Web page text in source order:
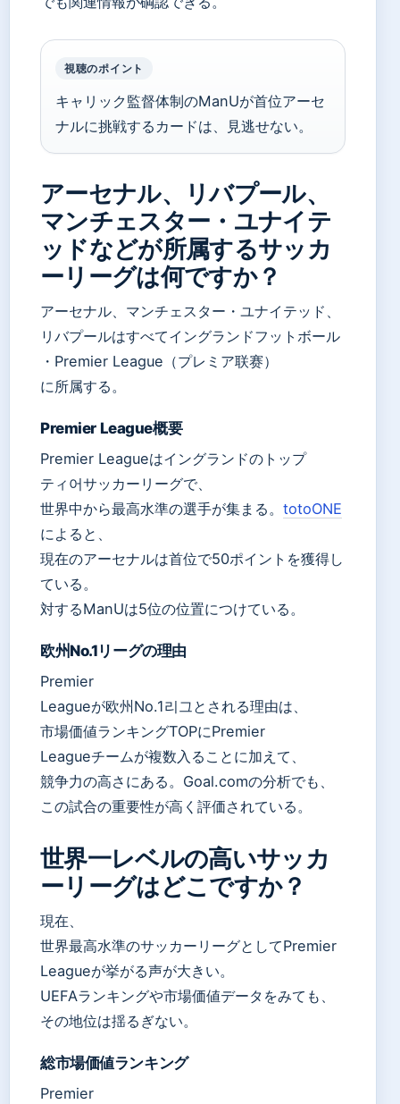
視聴のポイント
キャリック監督体制のManUが首位アーセ
ナルに挑戦するカードは、見逃せない。
アーセナル、リバプール、
マンチェスター・ユナイテ
ッドなどが所属するサッカ
ーリーグは何ですか？
アーセナル、マンチェスター・ユナイテッド、
リバプールはすべてイングランドフットボール
・Premier League（プレミア联赛）
に所属する。
Premier League概要
Premier Leagueはイングランドのトップ
ティ어サッカーリーグで、
世界中から最高水準の選手が集まる。 totoONE
によると、
現在のアーセナルは首位で50ポイントを獲得し
ている。
対するManUは5位の位置につけている。
欧州No.1リーグの理由
Premier
Leagueが欧州No.1리그とされる理由は、
市場価値ランキングTOPにPremier
Leagueチームが複数入ることに加えて、
競争力の高さにある。Goal.comの分析でも、
この試合の重要性が高く評価されている。
世界一レベルの高いサッカ
ーリーグはどこですか？
現在、
世界最高水準のサッカーリーグとしてPremier
Leagueが挙がる声が大きい。
UEFAランキングや市場価値データをみても、
その地位は揺るぎない。
総市場価値ランキング
Premier